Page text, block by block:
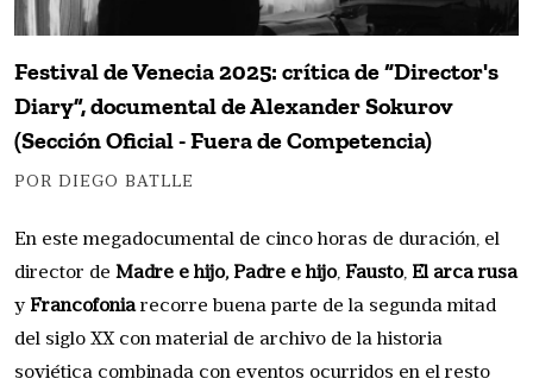
Festival de Venecia 2025: crítica de “Director's
Diary”, documental de Alexander Sokurov
(Sección Oficial - Fuera de Competencia)
POR DIEGO BATLLE
En este megadocumental de cinco horas de duración, el
director de Madre e hijo, Padre e hijo, Fausto, El arca rusa
y Francofoniarecorre buena parte de la segunda mitad
del siglo XX con material de archivo de la historia
soviética combinada con eventos ocurridos en el resto